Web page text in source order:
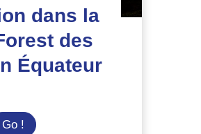
dans la
des
Équateur
Go !Immersion